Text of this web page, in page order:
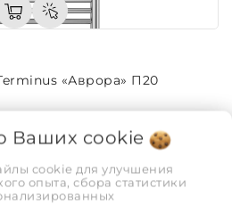
«Аврора» П20
Ваших cookie
cookie для улучшения
опыта, сбора статистики